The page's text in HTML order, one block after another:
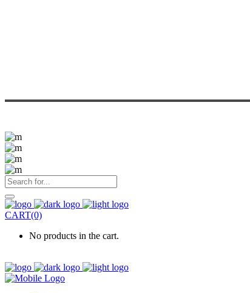
CART(0)
No products in the cart.